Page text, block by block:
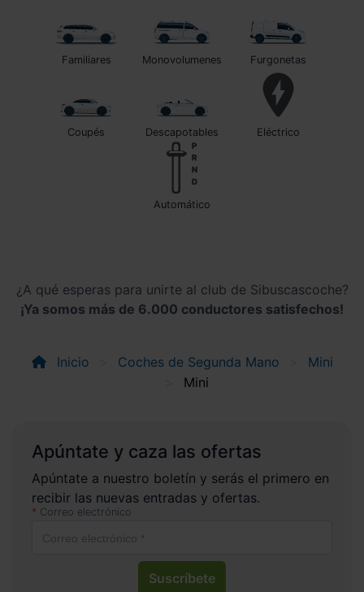
Familiares Monovolumenes Furgonetas
Coupés Descapotables Eléctrico
automático
¿A qué esperas para unirte al club de Sibuscascoche?
¡Ya somos más de 6.000 conductores satisfechos!
Inicio Coches de Segunda Mano
Mini
Mini
Apúntate y caza las ofertas
Apúntate a nuestro boletín y serás el primero en
recibir las nuevas entradas y ofertas.
Correo electrónico
Suscríbete